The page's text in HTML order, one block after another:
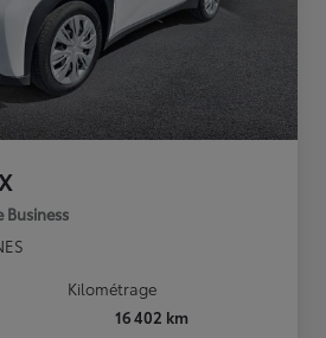
Business
Kilométrage
16 402 km